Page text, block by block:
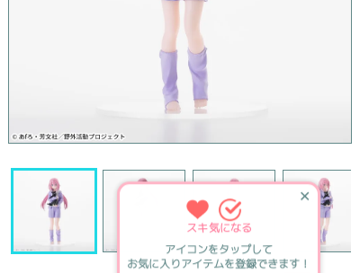
✕
スキ気になる
アイコンをタップして
お気に入りアイテムを登録できます！